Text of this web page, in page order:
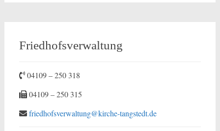
Friedhofsverwaltung
04109 – 250 318
04109 – 250 315
friedhofsverwaltung@kirche-tangstedt.de